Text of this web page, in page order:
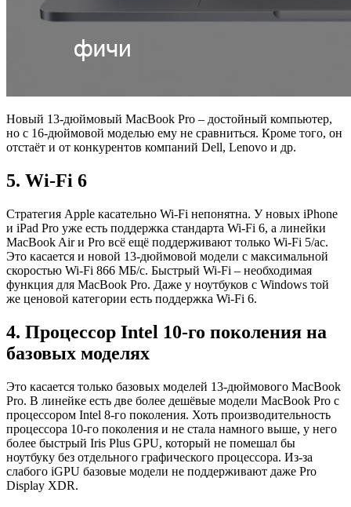
Новый 13-дюймовый MacBook Pro – достойный компьютер,
но с 16-дюймовой моделью ему не сравниться. Кроме того, он
отстаёт и от конкурентов компаний Dell, Lenovo и др.
5. Wi-Fi 6
Стратегия Apple касательно Wi-Fi непонятна. У новых iPhone
и iPad Pro уже есть поддержка стандарта Wi-Fi 6, а линейки
MacBook Air и Pro всё ещё поддерживают только Wi-Fi 5/ac.
Это касается и новой 13-дюймовой модели с максимальной
скоростью Wi-Fi 866 МБ/с. Быстрый Wi-Fi – необходимая
функция для MacBook Pro. Даже у ноутбуков с Windows той
же ценовой категории есть поддержка Wi-Fi 6.
4. Процессор Intel 10-го поколения на
базовых моделях
Это касается только базовых моделей 13-дюймового MacBook
Pro. В линейке есть две более дешёвые модели MacBook Pro с
процессором Intel 8-го поколения. Хоть производительность
процессора 10-го поколения и не стала намного выше, у него
более быстрый Iris Plus GPU, который не помешал бы
ноутбуку без отдельного графического процессора. Из-за
слабого iGPU базовые модели не поддерживают даже Pro
Display XDR.